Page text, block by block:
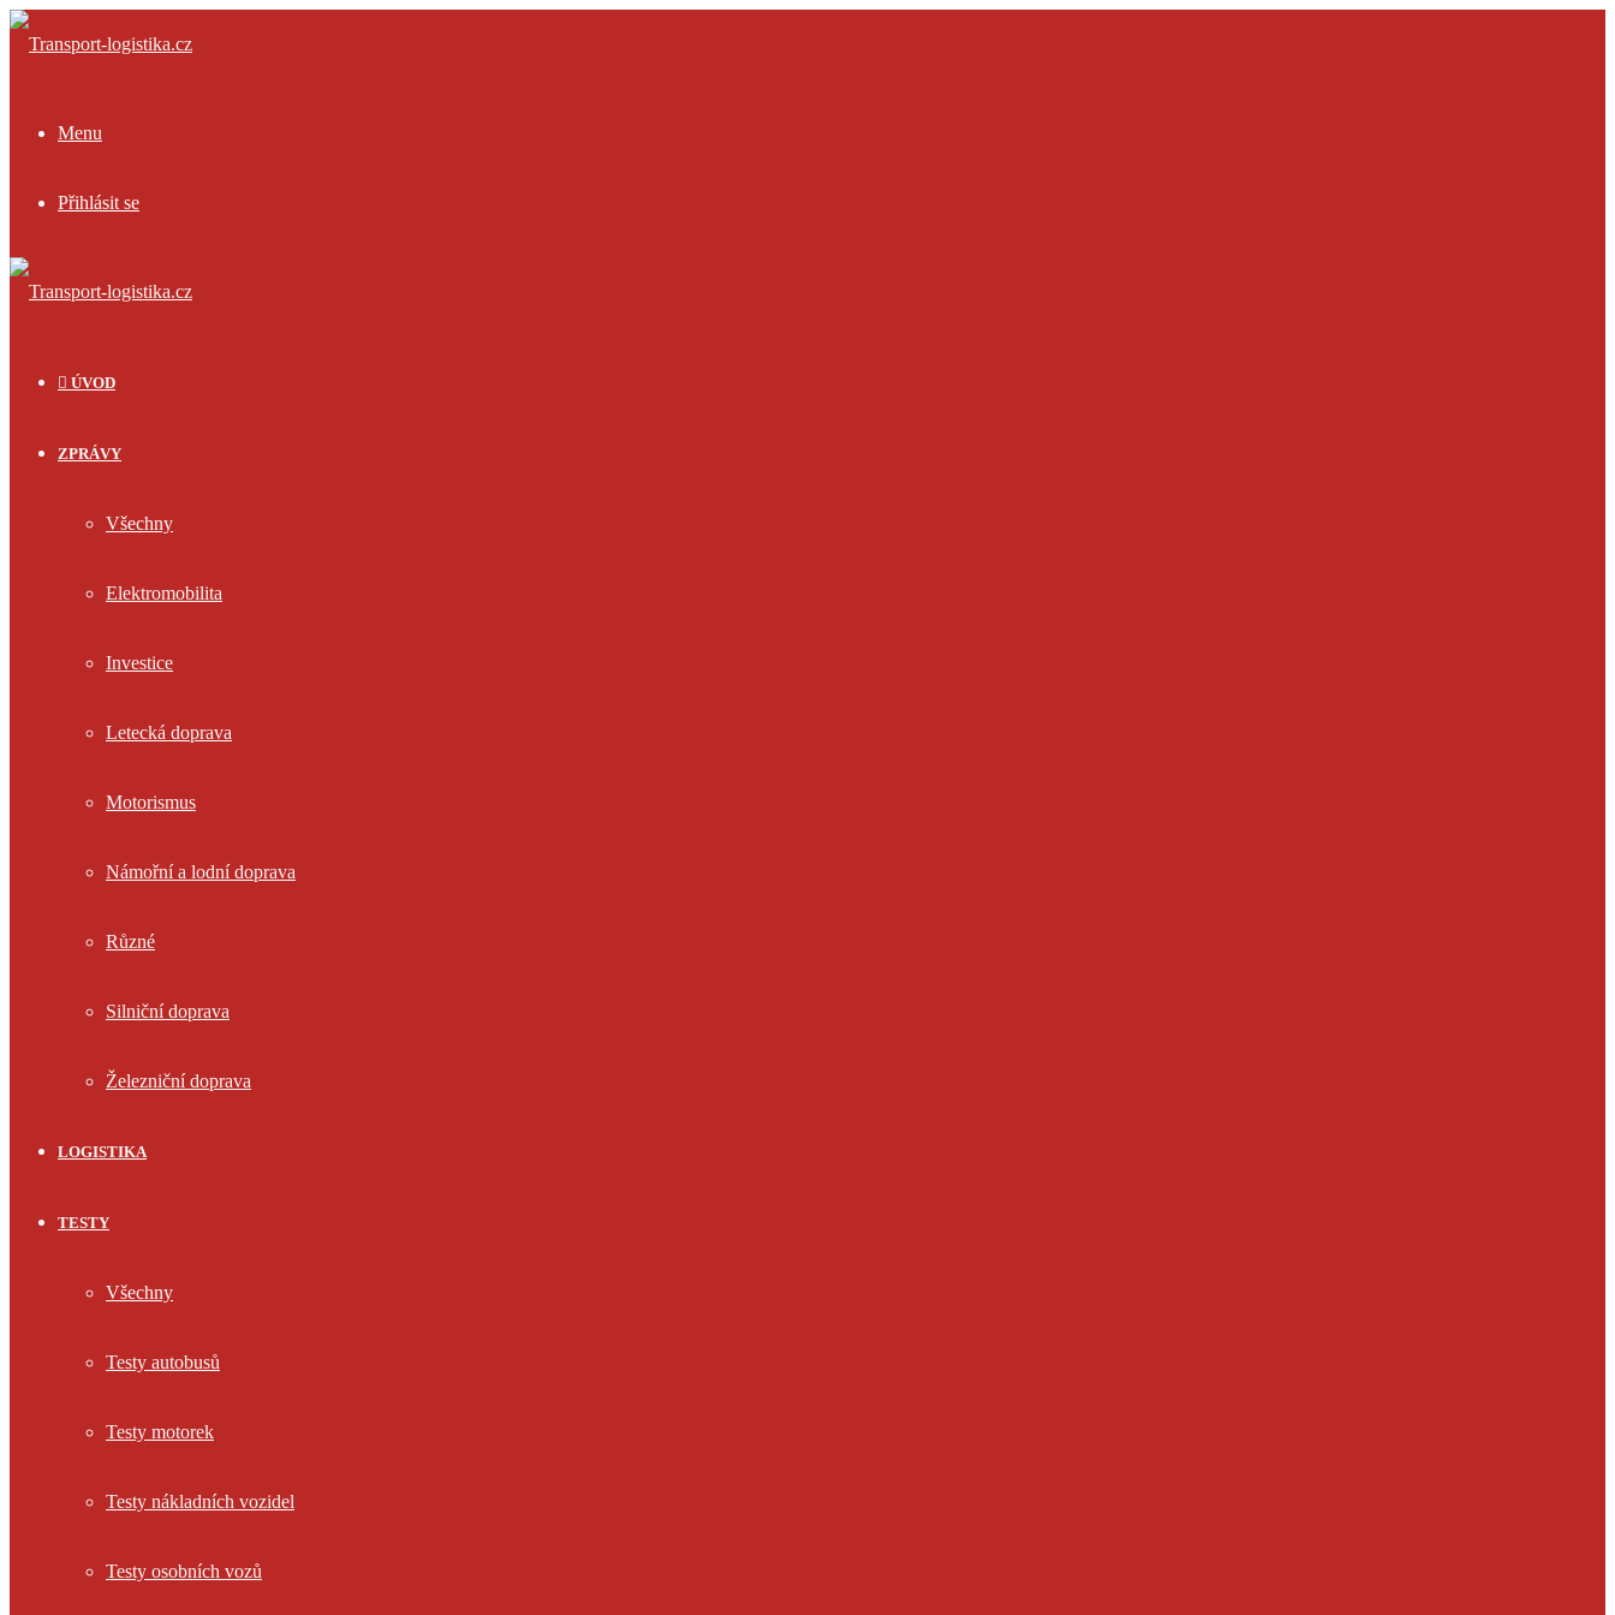
Menu
Přihlásit se
ÚVOD
ZPRÁVY
Všechny
Elektromobilita
Investice
Letecká doprava
Motorismus
Námořní a lodní doprava
Různé
Silniční doprava
Železniční doprava
LOGISTIKA
TESTY
Všechny
Testy autobusů
Testy motorek
Testy nákladních vozidel
Testy osobních vozů